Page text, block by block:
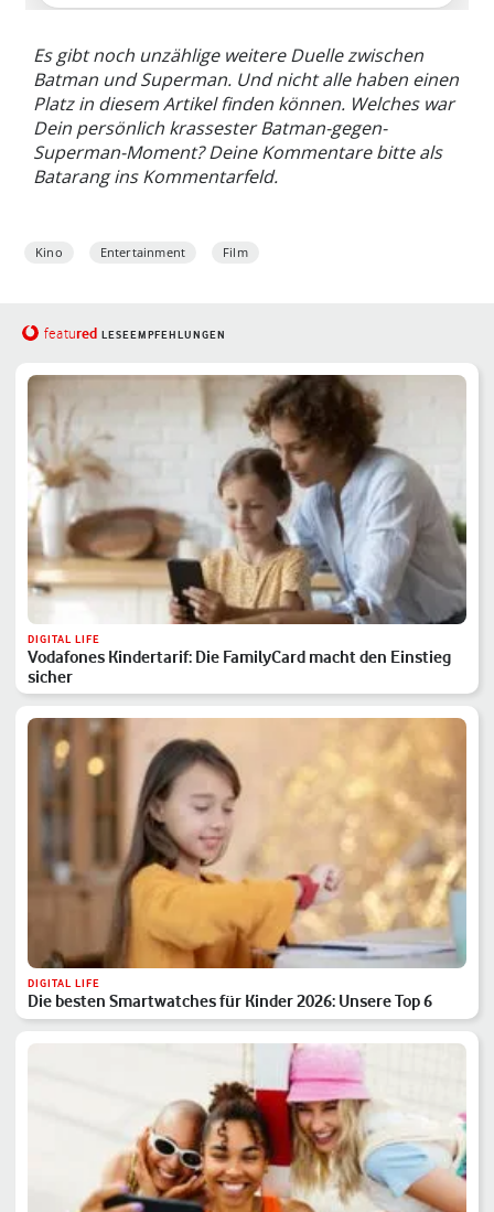
Es gibt noch unzählige weitere Duelle zwischen
Batman und Superman. Undnichtalle haben einen
Platzin diesem Artikel finden können. Welches war
Dein persönlich krassesterBatman-gegen-
Superman-Moment? Deine Kommentare bitte als
Batarang ins Kommentarfeld.
Kino Entertainment Film
featured LESEEMPFEHLUNGEN
DIGITAL LIFE
Vodafones Kindertarif: Die FamilyCard macht den Einstieg
sicher
DIGITAL LIFE
Die besten Smartwatches für Kinder 2026: Unsere Top 6